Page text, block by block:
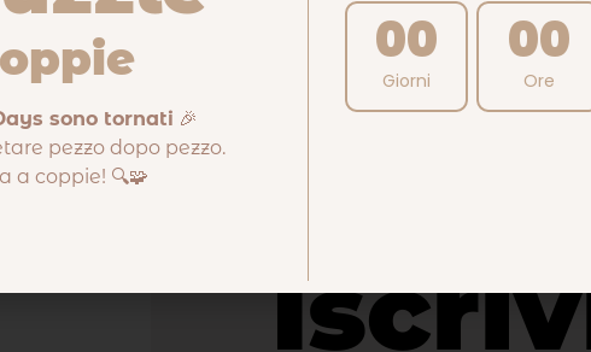
o la sua confezione non sono integri;
esterna e/o dell’imballo interno originale;
lo stesso e/o accessori (ad. Es. tasselli, brochure,
Store Srls provvederà a restituire al mittente il prodotto
prodotto.sono tornati 🎉
pezzo dopo pezzo.
a coppie! 🔍🧩
00
Giorni
00
Ore